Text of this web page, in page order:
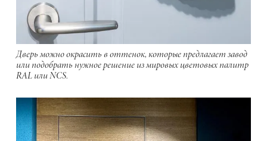
Дверь можно окрасить в оттенок, которые предлагает завод
или подобрать нужное решение из мировых цветовых палитр
RAL или NCS.